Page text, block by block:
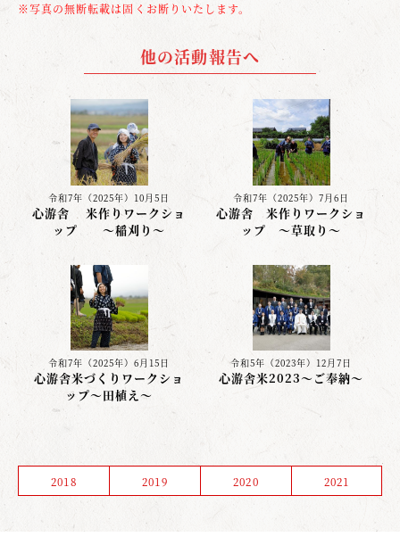
※写真の無断転載は固くお断りいたします。
他の活動報告へ
令和7年（2025年）10月5日
心游舎 米作りワークショ
ップ 〜稲刈り〜
令和7年（2025年）7月6日
心游舎 米作りワークショ
ップ ～草取り～
令和7年（2025年）6月15日
心游舎米づくりワークショ
ップ〜田植え〜
令和5年（2023年）12月7日
心游舎米2023～ご奉納～
2018 2019 2020 2021